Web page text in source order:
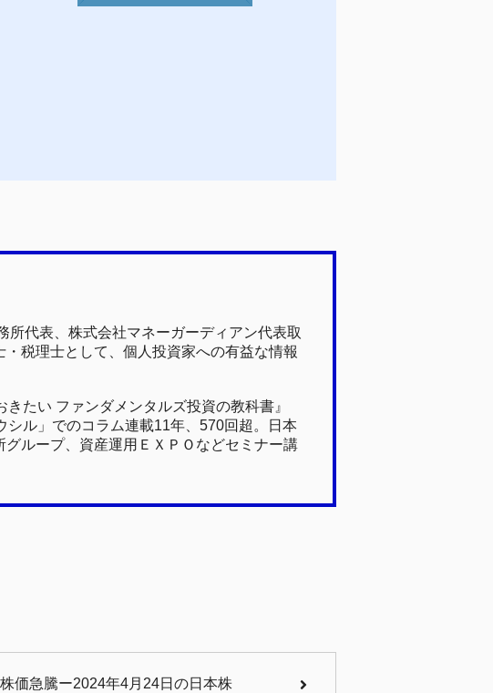
代表、株式会社マネーガーディアン代表取
税理士として、個人投資家への有益な情報
たい ファンダメンタルズ投資の教科書』
シル」でのコラム連載11年、570回超。日本
ループ、資産運用ＥＸＰＯなどセミナー講
価急騰ー2024年4月24日の日本株